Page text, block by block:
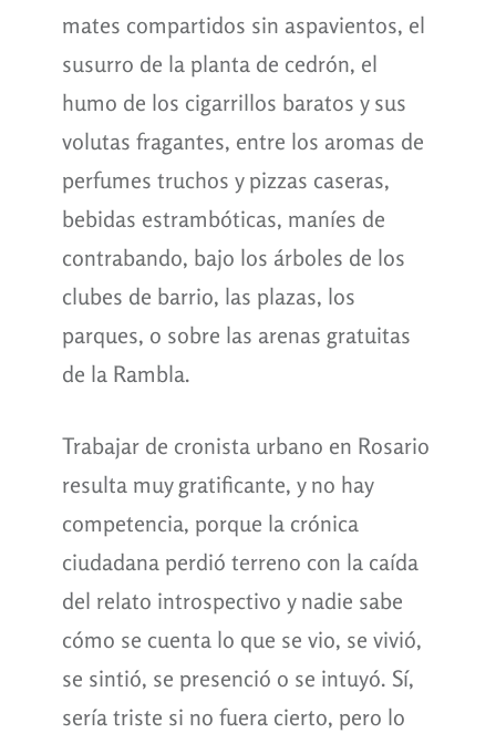
mates compartidos sin aspavientos, el
susurro de la planta de cedrón, el
humo de los cigarrillos baratos y sus
volutas fragantes, entre los aromas de
perfumes truchos y pizzas caseras,
bebidas estrambóticas, maníes de
contrabando, bajo los árboles de los
clubes de barrio, las plazas, los
parques, o sobre las arenas gratuitas
de la Rambla.
Trabajar de cronista urbano en Rosario
resulta muy gratificante, y no hay
competencia, porque la crónica
ciudadana perdió terreno con la caída
del relato introspectivo y nadie sabe
cómo se cuenta lo que se vio, se vivió,
se sintió, se presenció o se intuyó. Sí,
sería triste si no fuera cierto, pero lo